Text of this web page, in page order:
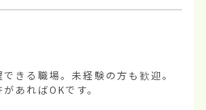
きる職場。未経験の方も歓迎。
あればOKです。